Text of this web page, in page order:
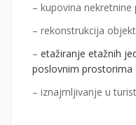
– kupovina
– rekonstrukcija
– etažiranje etažnih
poslovnim prostorima
– iznajmljivanje u